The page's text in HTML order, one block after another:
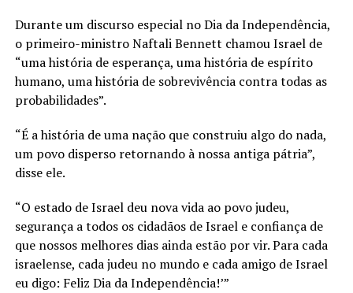
Durante um discurso especial no Dia da Independência,
o primeiro-ministro Naftali Bennett chamou Israel de
“uma história de esperança, uma história de espírito
humano, uma história de sobrevivência contra todas as
probabilidades”.
“É a história de uma nação que construiu algo do nada,
um povo disperso retornando à nossa antiga pátria”,
disse ele.
“O estado de Israel deu nova vida ao povo judeu,
segurança a todos os cidadãos de Israel e confiança de
que nossos melhores dias ainda estão por vir. Para cada
israelense, cada judeu no mundo e cada amigo de Israel
eu digo: Feliz Dia da Independência!’”